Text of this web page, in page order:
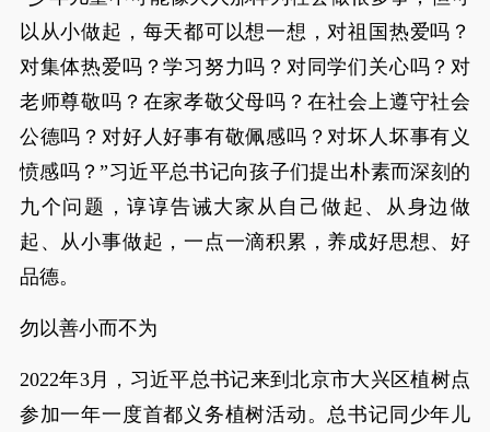
以从小做起，每天都可以想一想，对祖国热爱吗？
对集体热爱吗？学习努力吗？对同学们关心吗？对
老师尊敬吗？在家孝敬父母吗？在社会上遵守社会
公德吗？对好人好事有敬佩感吗？对坏人坏事有义
愤感吗？”习近平总书记向孩子们提出朴素而深刻的
九个问题，谆谆告诫大家从自己做起、从身边做
起、从小事做起，一点一滴积累，养成好思想、好
品德。
勿以善小而不为
2022年3月，习近平总书记来到北京市大兴区植树点
参加一年一度首都义务植树活动。总书记同少年儿